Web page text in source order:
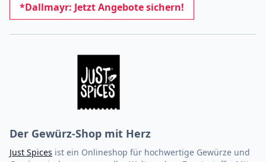
*Dallmayr: Jetzt Angebote sichern!
Der Gewürz-Shop mit Herz
Just Spices ist ein Onlineshop für hochwertige Gewürze und